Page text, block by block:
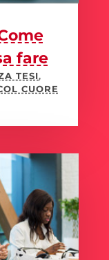
fare
TESI,
CUORE